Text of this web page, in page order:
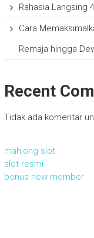
Rahasia Langsing
Cara
Remaja hingga
Recent
Tidak ada komentar
mahjong slot
slot resmi
bonus new member